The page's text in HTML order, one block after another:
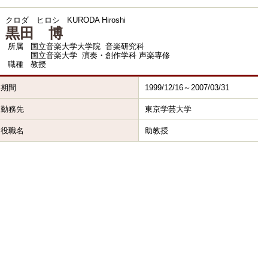
クロダ ヒロシ KURODA Hiroshi
黒田 博
所属
国立音楽大学大学院 音楽研究科
国立音楽大学 演奏・創作学科 声楽専修
職種
教授
期間 1999/12/16～2007/03/31
勤務先 東京学芸大学
役職名 助教授